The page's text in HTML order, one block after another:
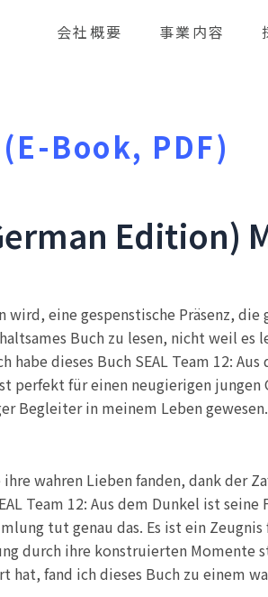
会社概要 事業内容
Book, PDF)
Edition)
eine gespenstische Präsenz,
Buch zu lesen, nicht weil es
dieses Buch SEAL Team 12:
für einen neugierigen jungen
Begleiter in meinem Leben
wahren Lieben fanden, dank der
Team 12: Aus dem Dunkel ist seine
tut genau das. Es ist ein
durch ihre konstruierten Momente
fand ich dieses Buch zu einem